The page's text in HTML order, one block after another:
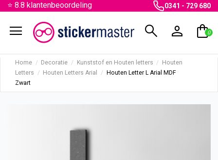
⭐ 8.8 klantenbeoordeling 0341 - 729 680
menu search person shopping_bag
0
Home Decoratie Kunststof en Houten letters
Houten
Letters
Houten Letters Arial
Houten Letter L Arial MDF
Zwart